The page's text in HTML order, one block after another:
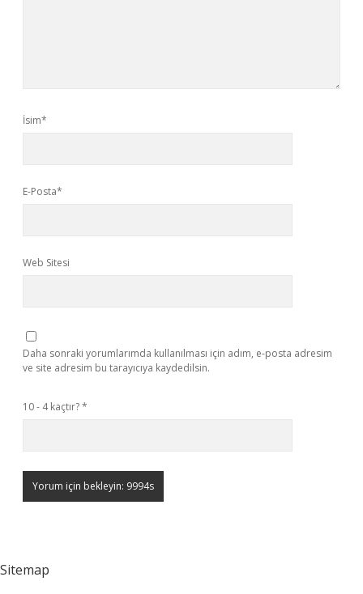
İsim*
E-Posta*
Web Sitesi
Daha sonraki yorumlarımda kullanılması için adım, e-posta adresim
ve site adresim bu tarayıcıya kaydedilsin.
10 - 4 kaçtır?*
Sitemap